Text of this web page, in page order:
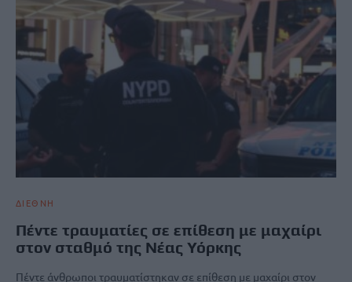
ΔΙΕΘΝΗ
Πέντε τραυματίες σε επίθεση με μαχαίρι
στον σταθμό της Νέας Υόρκης
Πέντε άνθρωποι τραυματίστηκαν σε επίθεση με μαχαίρι στον